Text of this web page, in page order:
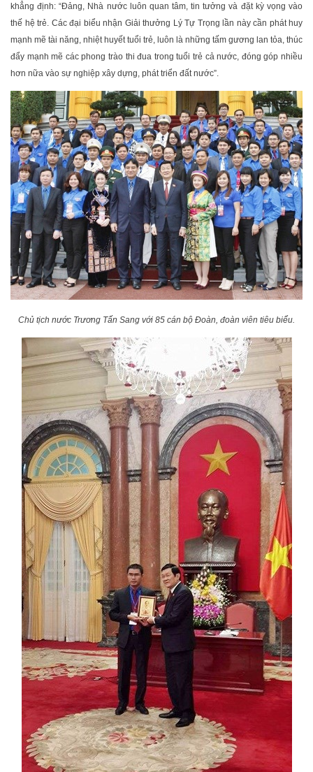
khẳng định: “Đảng, Nhà nước luôn quan tâm, tin tưởng và đặt kỳ vọng vào
thế hệ trẻ. Các đại biểu nhận Giải thưởng Lý Tự Trọng lần này cần phát huy
mạnh mẽ tài năng, nhiệt huyết tuổi trẻ, luôn là những tấm gương lan tỏa, thúc
đẩy mạnh mẽ các phong trào thi đua trong tuổi trẻ cả nước, đóng góp nhiều
hơn nữa vào sự nghiệp xây dựng, phát triển đất nước”.
Chủ tịch nước Trương Tấn Sang với 85 cán bộ Đoàn, đoàn viên tiêu biểu.